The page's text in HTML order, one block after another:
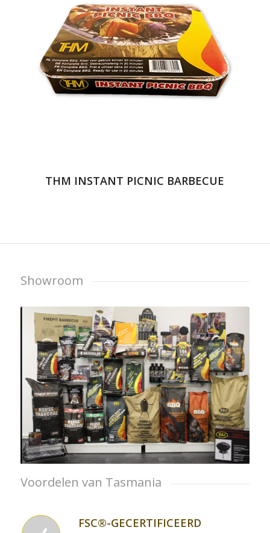
THM INSTANT PICNIC BARBECUE
Showroom
Voordelen van Tasmania
FSC®-GECERTIFICEERD